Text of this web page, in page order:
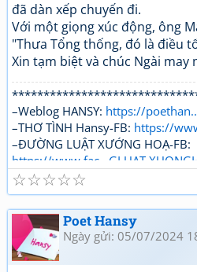
đã dàn xếp chuyến đi.
Với một giọng xúc động, ông
"Thưa Tổng thống, đó là điều
Xin tạm biệt và chúc Ngài may
–Weblog HANSY: https://
–THƠ TÌNH Hansy-FB: https://
–ĐƯỜNG LUẬT XƯỚNG HOẠ-FB:
https://
☆
☆
☆
☆
☆
Poet Hansy
Ngày gửi: 05/07/2024